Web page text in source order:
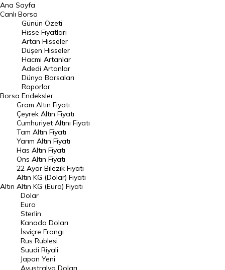
BIST 100 Hisseleri
En Çok Artan Hisseler
En Çok Düşen Hisseler
Hacmi Artanlar
Geçmiş Kapanışlar
Dünya Borsaları
Raporlar
Endeksler
DÖVİZ
Döviz Kuru
Dolar Kuru
Euro Kuru
Pound Kuru
Frank Kuru
Riyal Kuru
Avustralya Doları
Ana Sayfa
Canlı Borsa
Borsa
Günün Özeti
Hisse Fiyatları
Artan Hisseler
Düşen Hisseler
Hacmi Artanlar
Adedi Artanlar
Dünya Borsaları
Raporlar
Endeksler
Altın
Gram Altın Fiyatı
Çeyrek Altın Fiyatı
Cumhuriyet Altını Fiyatı
Tam Altın Fiyatı
Yarım Altın Fiyatı
Has Altın Fiyatı
Ons Altın Fiyatı
22 Ayar Bilezik Fiyatı
Altın KG (Dolar) Fiyatı
Altın KG (Euro) Fiyatı
Dolar
Euro
Sterlin
Kanada Doları
İsviçre Frangı
Rus Rublesi
Suudi Riyali
Japon Yeni
Avustralya Doları